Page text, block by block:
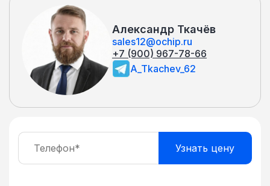
Александр Ткачёв
sales12@ochip.ru
+7 (900) 967-78-66
A_Tkachev_62